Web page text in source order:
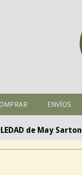
ENVÍOS
de May Sarton